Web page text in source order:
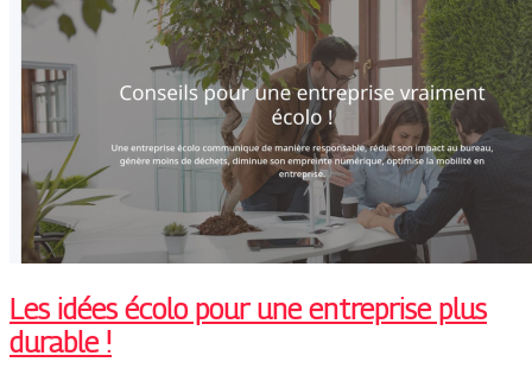
Les idées écolo pour une entreprise plus
durable !